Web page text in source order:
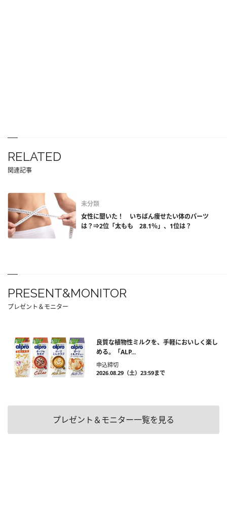
RELATED
関連記事
未分類
女性に聞いた！ いちばん痩せたい体のパーツ
は？⇒2位「太もも 28.1％」、1位は？
PRESENT&MONITOR
プレゼント＆モニター
良質な植物性ミルクを、手軽においしく楽し
める。「ALP...
申込締切
2026.08.29（土）23:59まで
プレゼント＆モニター一覧を見る